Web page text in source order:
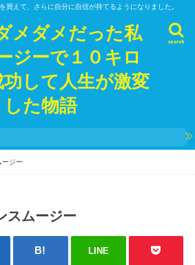
買えて、さらに自分に自信が持てるようになりました。
メダメだった私
ジーで１０キロ
して人生が激変
した物語
search
ージー
スムージー
LINE